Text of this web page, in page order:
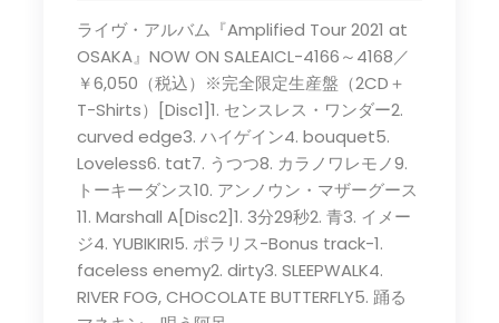
ライヴ・アルバム『Amplified Tour 2021 at
OSAKA』NOW ON SALEAICL-4166～4168／
￥6,050（税込）※完全限定生産盤（2CD＋
T-Shirts）[Disc1]1. センスレス・ワンダー2.
curved edge3. ハイゲイン4. bouquet5.
Loveless6. tat7. うつつ8. カラノワレモノ9.
トーキーダンス10. アンノウン・マザーグース
11. Marshall A[Disc2]1. 3分29秒2. 青3. イメー
ジ4. YUBIKIRI5. ポラリス-Bonus track-1.
faceless enemy2. dirty3. SLEEPWALK4.
RIVER FOG, CHOCOLATE BUTTERFLY5. 踊る